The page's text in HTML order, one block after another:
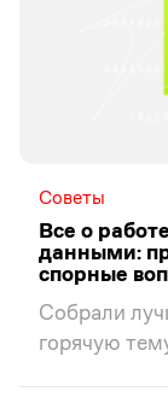
Советы
Все о
данными:
спорные
Собрали
горячую